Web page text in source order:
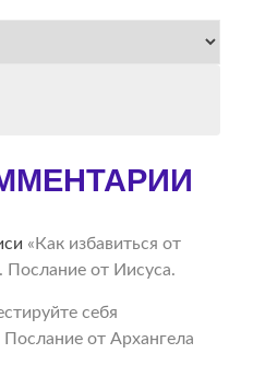
«Как избавиться от
Послание от Иисуса.
себя
от Архангела